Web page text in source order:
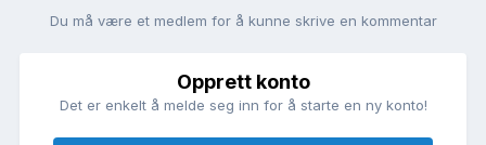
Du må være et medlem for å kunne skrive en kommentar
Opprett konto
Det er enkelt å melde seg inn for å starte en ny konto!